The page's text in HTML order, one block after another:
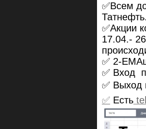
✅Всем
Татнефть.
✅Акции
17.04.-
✅ 2-
✅ Вход
✅ Выход
✅ Есть